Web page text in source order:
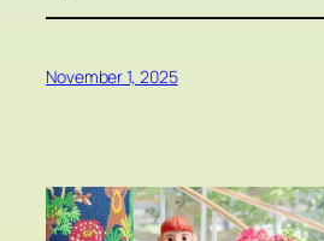
November 1, 2025